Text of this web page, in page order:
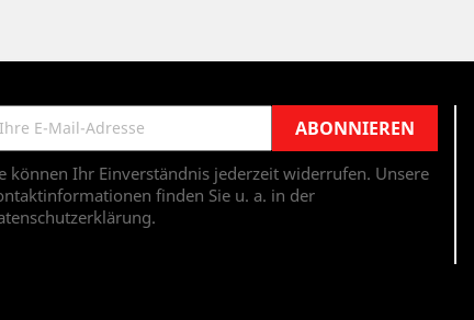
können Ihr Einverständnis jederzeit widerrufen. Unsere
finden Sie u. a. in der